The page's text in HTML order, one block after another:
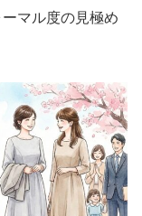
マル度の見極め